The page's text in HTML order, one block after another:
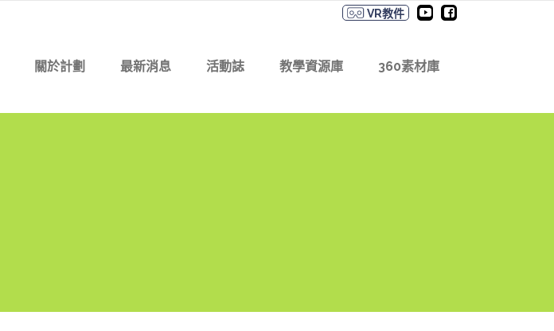
VR教件
關於計劃 最新消息 活動誌 教學資源庫 360素材庫